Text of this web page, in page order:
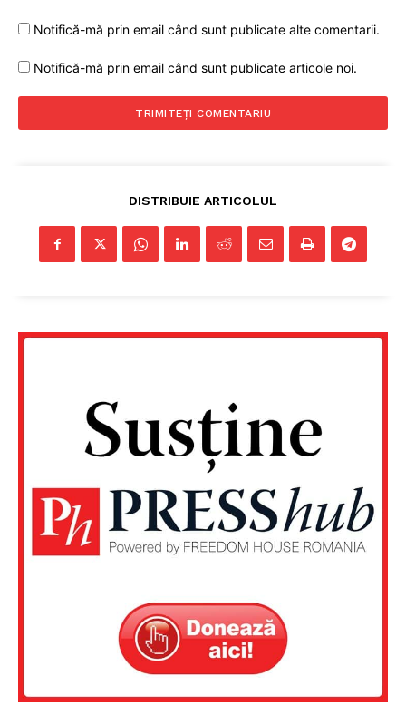
Un proiect
PRESShub
Despre noi / Echipa
Notifică-mă prin email când sunt publicate alte comentarii.
Notifică-mă prin email când sunt publicate articole noi.
DISTRIBUIE ARTICOLUL